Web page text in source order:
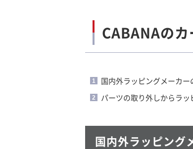
CABANAの
国内外ラッピングメーカ
パーツの取り外しからラ
国内外ラッピング